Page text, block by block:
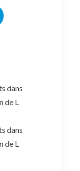
dans
de L
dans
de L